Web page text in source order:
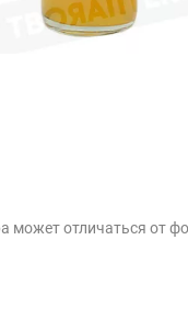
может отличаться от